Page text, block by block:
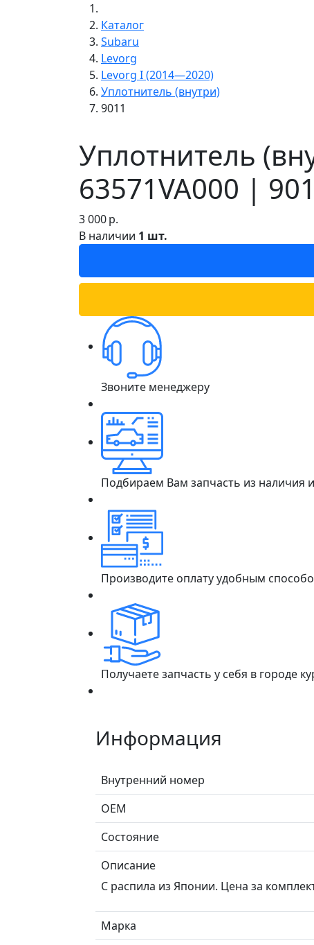
Каталог
Subaru
Levorg
Levorg I (2014—2020)
Уплотнитель (внутри)
9011
Уплотнитель
63571VA000 |
3 000р.
В наличии 1 шт.
Звоните менеджеру
Подбираем Вам запчасть из наличия
Производите оплату удобным
Получаете запчасть у себя в городе
Информация
Внутренний номер
ОЕМ
Состояние
Описание
С распила из Японии. Цена за
Марка